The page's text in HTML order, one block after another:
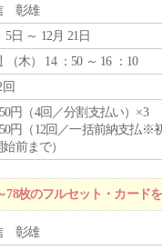
彰雄
5日 ～ 12月 21日
（木） 14 ：50 ～ 16 ：10
回
円（4回／分割支払い）×3
円（12回／一括前納支払※
前まで）
枚のフルセット・カード
彰雄